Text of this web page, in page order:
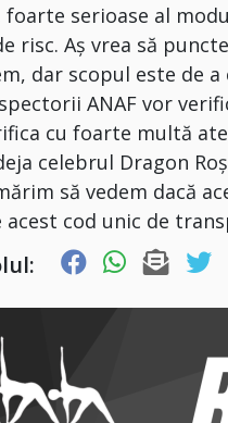
serioase al
risc. Aş vrea să
dar scopul este de
ANAF vor
cu foarte multă
celebrul Dragon
să vedem dacă
cod unic de